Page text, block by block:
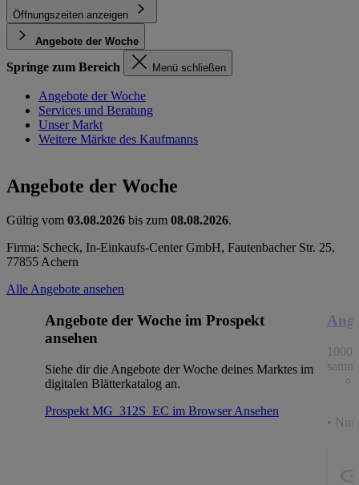
Öffnungszeiten anzeigen
Angebote der Woche
Springe zum Bereich Menü schließen
Angebote der Woche
Services und Beratung
Unser Markt
Weitere Märkte des Kaufmanns
Angebote der Woche
Gültig vom 03.08.2026 bis zum 08.08.2026.
Firma: Scheck, In-Einkaufs-Center GmbH, Fautenbacher Str. 25,
77855 Achern
Alle Angebote ansehen
Angebote der Woche im Prospekt
ansehen
Siehe dir die Angebote der Woche deines Marktes im
digitalen Blätterkatalog an.
Prospekt MG_312S_EC im BrowserAnsehen
1000
• Nur